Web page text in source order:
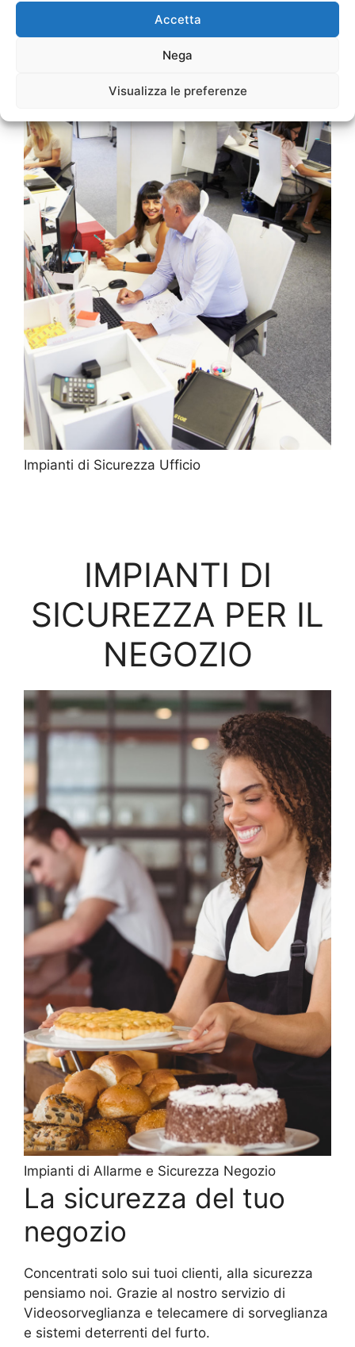
Accetta
Nega
Visualizza le preferenze
Impianti di Sicurezza Ufficio
IMPIANTI DI
SICUREZZA PER IL
NEGOZIO
Impianti di Allarme e Sicurezza Negozio
La sicurezza del tuo
negozio
Concentrati solo sui tuoi clienti, alla sicurezza
pensiamo noi. Grazie al nostro servizio di
Videosorveglianza e telecamere di sorveglianza
e sistemi deterrenti del furto.